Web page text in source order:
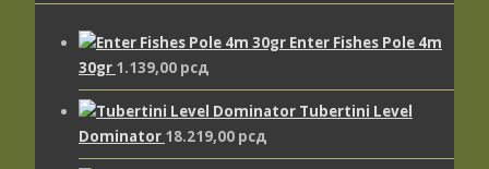
Enter Fishes Pole 4m
30gr 1.139,00 рсд
Tubertini Level
Dominator 18.219,00 рсд